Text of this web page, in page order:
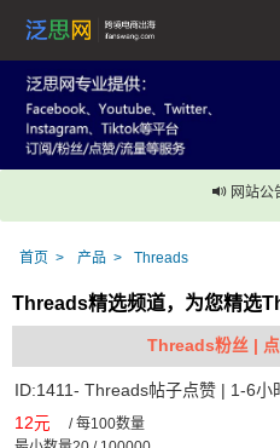
网站公告
首页 产品 Threads
Threads精选频道，为您精选
Threads粉丝 |
ID:1411- Threads帖子点赞 | 1-6小
12元 /每100数量